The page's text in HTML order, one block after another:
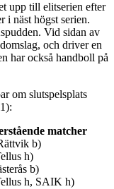
upp till elitserien efter
i näst högst serien.
Vid sidan av
och driver en
har också handboll på
om slutspelsplats
matcher
b)
h)
b)
h, SAIK h)